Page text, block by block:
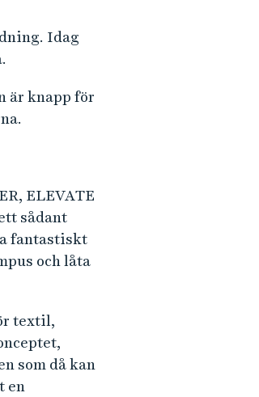
Idag
är knapp för
ELEVATE
sådant
fantastiskt
och låta
textil,
som då kan
en